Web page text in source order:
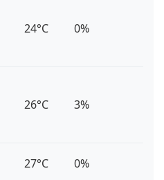
24°C 0%
26°C 3%
27°C 0%